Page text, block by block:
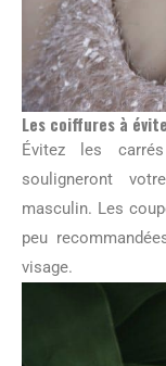
Les coiffures à
Évitez les
souligneront
masculin. Les
peu
visage.